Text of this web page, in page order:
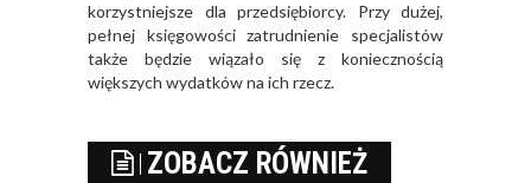
korzystniejsze dla przedsiębiorcy. Przy dużej,
pełnej księgowości zatrudnienie specjalistów
także będzie wiązało się z koniecznością
większych wydatków na ich rzecz.
ZOBACZ RÓWNIEŻ